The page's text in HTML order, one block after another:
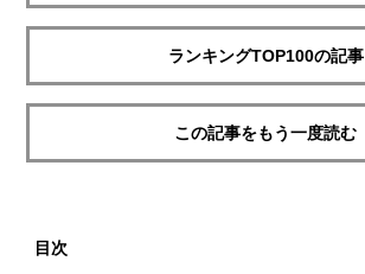
ランキングTOP100の記事
この記事をもう一度読む
目次